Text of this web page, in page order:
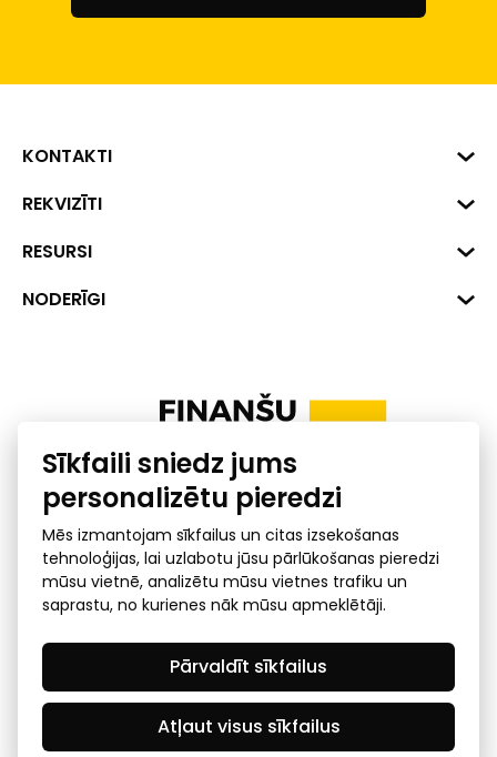
KONTAKTI
Biznesa centrs "VERDE" Roberta
1045
+371 287 18175
REKVIZĪTI
Reģ. Nr. 40008002175
Banka: SEB Banka
RESURSI
Dati
Uzņēmumu kredītspējas kalkulators
NODERĪGI
Ombuds
Privātuma politika
GDPR subjekta piekļuves
pieprasījums
© 2026 Latvijas Finanšu nozares asociācija - visas tiesības
rezervētas
Sīkfaili sniedz jums
personalizētu pieredzi
Mēs izmantojam sīkfailus un citas izsekošanas
tehnoloģijas, lai uzlabotu jūsu pārlūkošanas pieredzi
mūsu vietnē, analizētu mūsu vietnes trafiku un
saprastu, no kurienes nāk mūsu apmeklētāji.
Atļaut visus sīkfailus
Pārvaldīt sīkfailus